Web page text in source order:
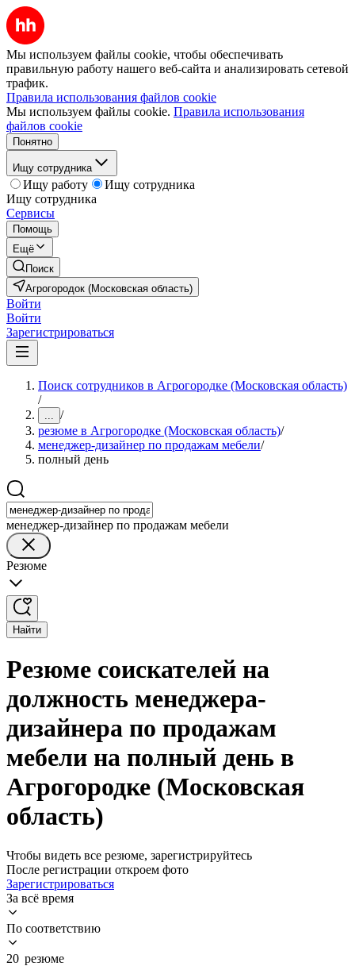
Мы используем файлы cookie, чтобы обеспечивать
правильную работу нашего веб-сайта и анализировать сетевой
трафик.
Правила использования файлов cookie
Мы используем файлы cookie. Правила использования
файлов cookie
Понятно
Ищу сотрудника
Ищу работу
Ищу сотрудника
Ищу сотрудника
Сервисы
Помощь
Ещё
Поиск
Агрогородок (Московская область)
Войти
Войти
Зарегистрироваться
Поиск сотрудников в Агрогородке (Московская область)
/
... /
резюме в Агрогородке (Московская область)/
менеджер-дизайнер по продажам мебели/
полный день
менеджер-дизайнер по продажам мебели
Резюме
Найти
Резюме соискателей на
должность менеджера-
дизайнера по продажам
мебели на полный день в
Агрогородке (Московская
область)
Чтобы видеть все резюме, зарегистрируйтесь
После регистрации откроем фото
Зарегистрироваться
За всё время
По соответствию
20 резюме